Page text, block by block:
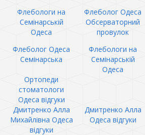
Флебологи на
Семінарській
Одеса
Флеболог Одеса
Обсерваторний
провулок
Флеболог Одеса
Семінарська
Флебологи на
Семінарській
Одеса
Ортопеди
стоматологи
Одеса відгуки
Дмитренко Алла
Михайлівна Одеса
відгуки
Дмитренко Алла
Одеса відгуки